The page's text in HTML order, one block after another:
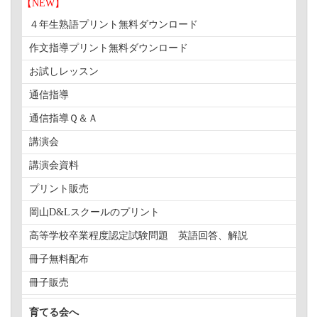
【NEW】
４年生熟語プリント無料ダウンロード
作文指導プリント無料ダウンロード
お試しレッスン
通信指導
通信指導Ｑ＆Ａ
講演会
講演会資料
プリント販売
岡山D&Lスクールのプリント
高等学校卒業程度認定試験問題 英語回答、解説
冊子無料配布
冊子販売
育てる会へ